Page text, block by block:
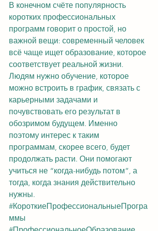
В конечном счёте популярность
коротких профессиональных
программ говорит о простой, но
важной вещи: современный человек
всё чаще ищет образование, которое
соответствует реальной жизни.
Людям нужно обучение, которое
можно встроить в график, связать с
карьерными задачами и
почувствовать его результат в
обозримом будущем. Именно
поэтому интерес к таким
программам, скорее всего, будет
продолжать расти. Они помогают
учиться не “когда-нибудь потом”, а
тогда, когда знания действительно
нужны.
#КороткиеПрофессиональныеПрогра
ммы